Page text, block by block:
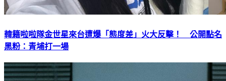
韓籍啦啦隊金世星來台遭爆「態度差」火大反擊！ 公開點名
黑粉：青埔打一場